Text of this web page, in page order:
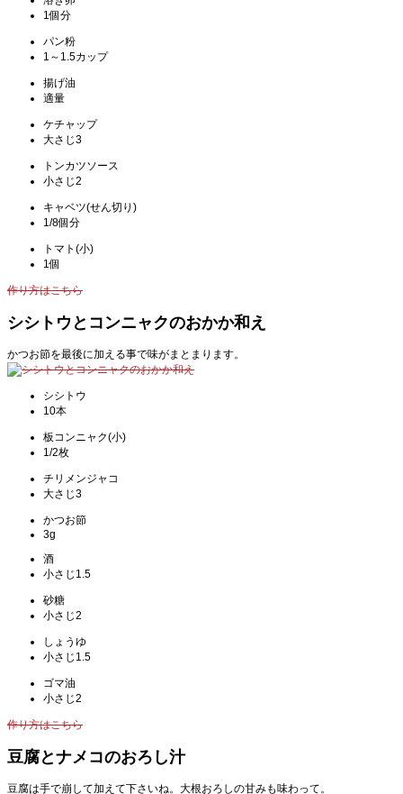
1個分
パン粉
1～1.5カップ
揚げ油
適量
ケチャップ
大さじ3
トンカツソース
小さじ2
キャベツ(せん切り)
1/8個分
トマト(小)
1個
作り方はこちら
シシトウとコンニャクのおかか和え
かつお節を最後に加える事で味がまとまります。
シシトウ
10本
板コンニャク(小)
1/2枚
チリメンジャコ
大さじ3
かつお節
3g
酒
小さじ1.5
砂糖
小さじ2
しょうゆ
小さじ1.5
ゴマ油
小さじ2
作り方はこちら
豆腐とナメコのおろし汁
豆腐は手で崩して加えて下さいね。大根おろしの甘みも味わって。